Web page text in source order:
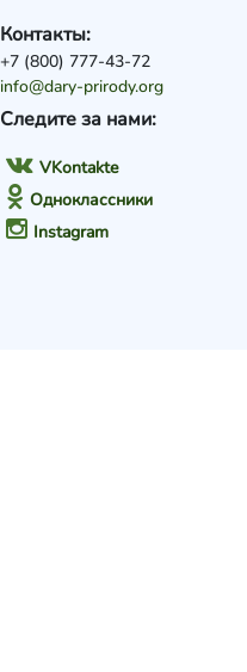
Следите за нами:
VKontakte
Одноклассники
Instagram
Контакты:
+7 (800) 777-43-72
info@dary-prirody.org